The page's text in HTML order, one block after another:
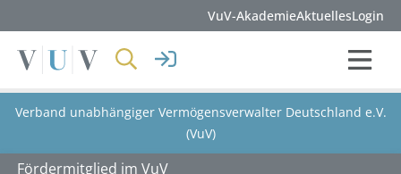
VuV-AkademieAktuellesLogin
Verband unabhängiger Vermögensverwalter Deutschland e.V.
(VuV)
Fördermitglied im VuV